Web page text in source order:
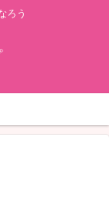
ろう